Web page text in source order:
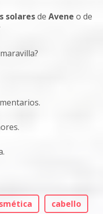
solaresde Avene o de
cabello